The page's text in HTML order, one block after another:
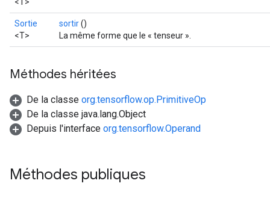
Sortie
<T>
sortir()
La même forme que le « tenseur ».
Méthodes héritées
De la classe org.tensorflow.op.PrimitiveOp
De la classe java.lang.Object
Depuis l'interface org.tensorflow.Operand
Méthodes publiques